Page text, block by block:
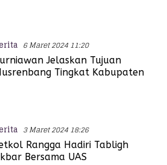
6 Maret 2024 11:20
Jelaskan Tujuan
Tingkat Kabupaten
3 Maret 2024 18:26
Rangga Hadiri Tabligh
Bersama UAS